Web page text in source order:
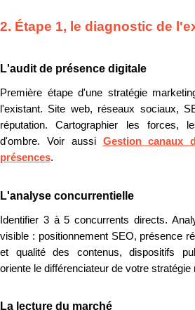
2. Étape 1, le diagnostic de
L'audit de présence digitale
Première étape d'une stratégie
l'existant. Site web, réseaux sociaux,
réputation. Cartographier les forces,
d'ombre. Voir aussi Gestion canaux
présences.
L'analyse concurrentielle
Identifier 3 à 5 concurrents directs.
visible : positionnement SEO, présence
et qualité des contenus, dispositifs
oriente le différenciateur de votre
La lecture du marché